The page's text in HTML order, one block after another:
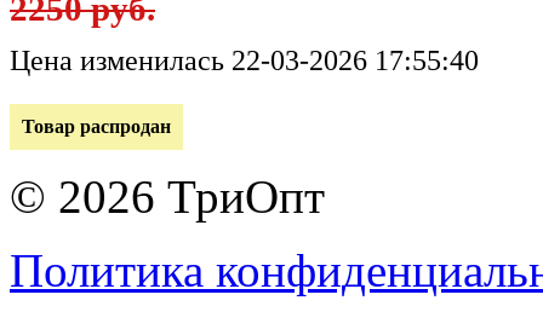
2250 руб.
Цена изменилась 22-03-2026 17:55:40
Товар распродан
© 2026 ТриОпт
Политика